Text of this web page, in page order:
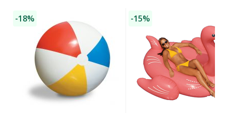
-18% -15%
YOUR FIRST ORDER OF $149 OR MORE!
Enter Your Email Address
SIGN ME UP!